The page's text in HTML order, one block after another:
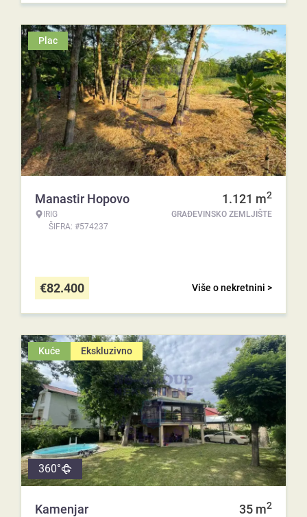
Plac
Manastir Hopovo
IRIG
ŠIFRA: #574237
1.121 m2
GRAĐEVINSKO ZEMLJIŠTE
Više o nekretnini >
€82.400
Kuće Ekskluzivno
360°
Kamenjar 35 m2